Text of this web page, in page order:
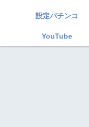
設定パチンコ
YouTube